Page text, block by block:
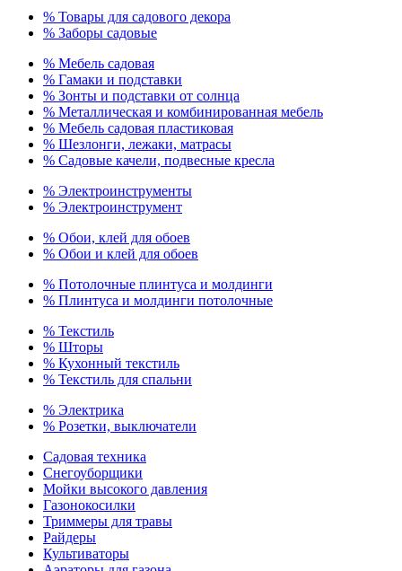
% Товары для садового декора
% Заборы садовые
% Мебель садовая
% Гамаки и подставки
% Зонты и подставки от солнца
% Металлическая и комбинированная мебель
% Мебель садовая пластиковая
% Шезлонги, лежаки, матрасы
% Садовые качели, подвесные кресла
% Электроинструменты
% Электроинструмент
% Обои, клей для обоев
% Обои и клей для обоев
% Потолочные плинтуса и молдинги
% Плинтуса и молдинги потолочные
% Текстиль
% Шторы
% Кухонный текстиль
% Текстиль для спальни
% Электрика
% Розетки, выключатели
Садовая техника
Снегоуборщики
Мойки высокого давления
Газонокосилки
Триммеры для травы
Райдеры
Культиваторы